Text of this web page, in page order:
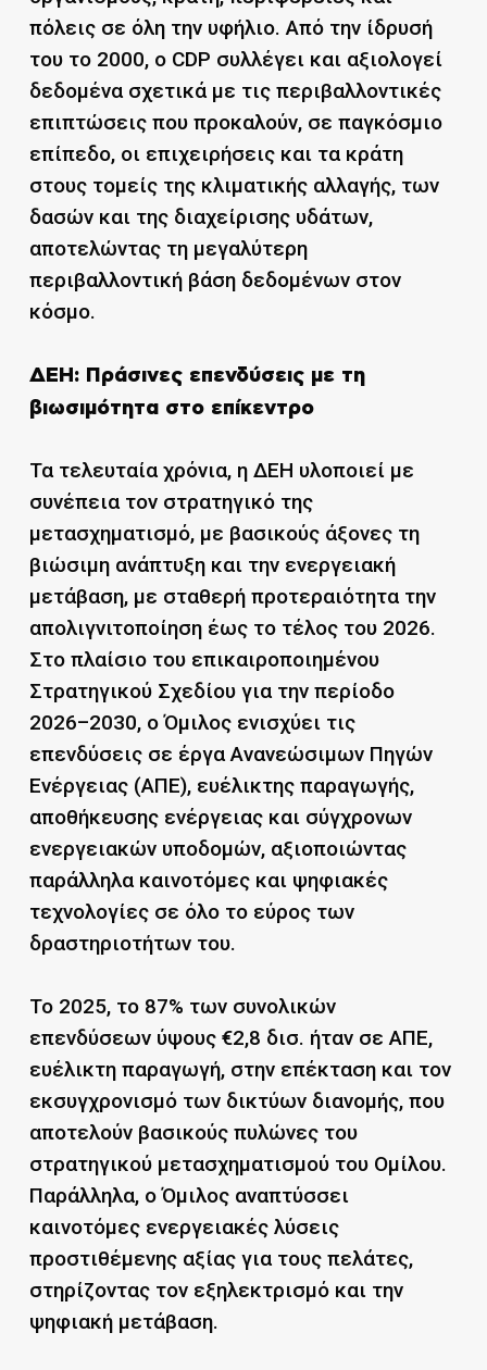
πόλεις σε όλη την υφήλιο. Από την ίδρυσή
του το 2000, ο CDP συλλέγει και αξιολογεί
δεδομένα σχετικά με τις περιβαλλοντικές
επιπτώσεις που προκαλούν, σε παγκόσμιο
επίπεδο, οι επιχειρήσεις και τα κράτη
στους τομείς της κλιματικής αλλαγής, των
δασών και της διαχείρισης υδάτων,
αποτελώντας τη μεγαλύτερη
περιβαλλοντική βάση δεδομένων στον
κόσμο.
ΔΕΗ: Πράσινες επενδύσεις με τη
βιωσιμότητα στο επίκεντρο
Τα τελευταία χρόνια, η ΔΕΗ υλοποιεί με
συνέπεια τον στρατηγικό της
μετασχηματισμό, με βασικούς άξονες τη
βιώσιμη ανάπτυξη και την ενεργειακή
μετάβαση, με σταθερή προτεραιότητα την
απολιγνιτοποίηση έως το τέλος του 2026.
Στο πλαίσιο του επικαιροποιημένου
Στρατηγικού Σχεδίου για την περίοδο
2026–2030, ο Όμιλος ενισχύει τις
επενδύσεις σε έργα Ανανεώσιμων Πηγών
Ενέργειας (ΑΠΕ), ευέλικτης παραγωγής,
αποθήκευσης ενέργειας και σύγχρονων
ενεργειακών υποδομών, αξιοποιώντας
παράλληλα καινοτόμες και ψηφιακές
τεχνολογίες σε όλο το εύρος των
δραστηριοτήτων του.
Το 2025, το 87% των συνολικών
επενδύσεων ύψους €2,8 δισ. ήταν σε ΑΠΕ,
ευέλικτη παραγωγή, στην επέκταση και τον
εκσυγχρονισμό των δικτύων διανομής, που
αποτελούν βασικούς πυλώνες του
στρατηγικού μετασχηματισμού του Ομίλου.
Παράλληλα, ο Όμιλος αναπτύσσει
καινοτόμες ενεργειακές λύσεις
προστιθέμενης αξίας για τους πελάτες,
στηρίζοντας τον εξηλεκτρισμό και την
ψηφιακή μετάβαση.